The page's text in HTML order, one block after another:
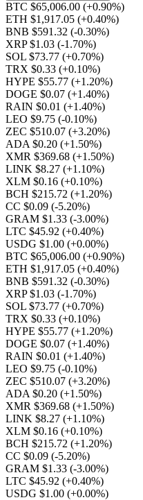
BTC $65,006.00 (+0.90%)
ETH $1,917.05 (+0.40%)
BNB $591.32 (-0.30%)
XRP $1.03 (-1.70%)
SOL $73.77 (+0.70%)
TRX $0.33 (+0.10%)
HYPE $55.77 (+1.20%)
DOGE $0.07 (+1.40%)
RAIN $0.01 (+1.40%)
LEO $9.75 (-0.10%)
ZEC $510.07 (+3.20%)
ADA $0.20 (+1.50%)
XMR $369.68 (+1.50%)
LINK $8.27 (+1.10%)
XLM $0.16 (+0.10%)
BCH $215.72 (+1.20%)
CC $0.09 (-5.20%)
GRAM $1.33 (-3.00%)
LTC $45.92 (+0.40%)
USDG $1.00 (+0.00%)
BTC $65,006.00 (+0.90%)
ETH $1,917.05 (+0.40%)
BNB $591.32 (-0.30%)
XRP $1.03 (-1.70%)
SOL $73.77 (+0.70%)
TRX $0.33 (+0.10%)
HYPE $55.77 (+1.20%)
DOGE $0.07 (+1.40%)
RAIN $0.01 (+1.40%)
LEO $9.75 (-0.10%)
ZEC $510.07 (+3.20%)
ADA $0.20 (+1.50%)
XMR $369.68 (+1.50%)
LINK $8.27 (+1.10%)
XLM $0.16 (+0.10%)
BCH $215.72 (+1.20%)
CC $0.09 (-5.20%)
GRAM $1.33 (-3.00%)
LTC $45.92 (+0.40%)
USDG $1.00 (+0.00%)